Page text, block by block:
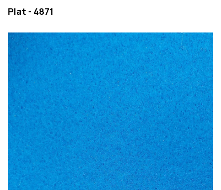
Plat - 4871